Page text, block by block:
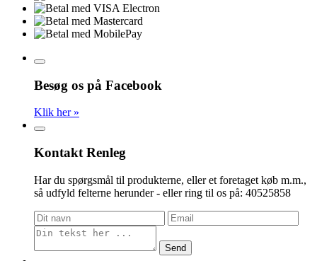
Besøg os på Facebook
Klik her »
Kontakt Renleg
Har du spørgsmål til produkterne, eller et foretaget køb m.m.,
så udfyld felterne herunder - eller ring til os på: 40525858
Send